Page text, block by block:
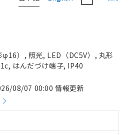
）, 照光, LED（DC5V）, 丸形
はんだづけ端子, IP40
08/07 00:00 情報更新